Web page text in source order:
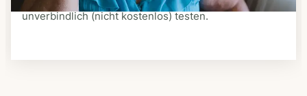
unverbindlich (nicht kostenlos) testen.